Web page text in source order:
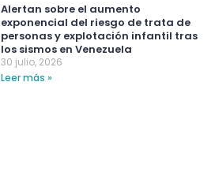
Alertan sobre el aumento
exponencial del riesgo de trata de
personas y explotación infantil tras
los sismos en Venezuela
30 julio, 2026
Leer más »